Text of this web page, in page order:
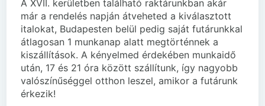
A XVII. kerületben található raktárunkban akár
már a rendelés napján átveheted a kiválasztott
italokat, Budapesten belül pedig saját futárunkkal
átlagosan 1 munkanap alatt megtörténnek a
kiszállítások. A kényelmed érdekében munkaidő
után, 17 és 21 óra között szállítunk, így nagyobb
valószínűséggel otthon leszel, amikor a futárunk
érkezik!